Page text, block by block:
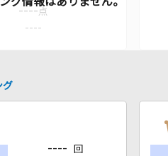
---- 点
----
グ
---- 回